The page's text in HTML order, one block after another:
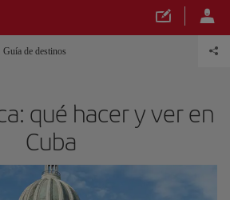
Guía de destinos
qué hacer y ver en
Cuba